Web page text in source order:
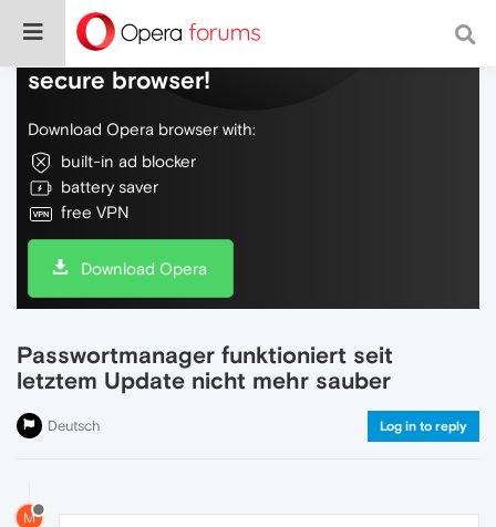
Do more on the web, with a fast and
secure browser!
Download Opera browser with:
built-in ad blocker
battery saver
free VPN
Download Opera
Passwortmanager funktioniert seit
letztem Update nicht mehr sauber
Deutsch Log in to reply
M